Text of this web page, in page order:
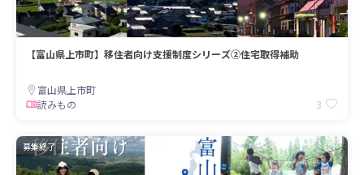
【富山県上市町】移住者向け支援制度シリーズ②住宅取得補助
富山県上市町
読みもの
3
募集終了